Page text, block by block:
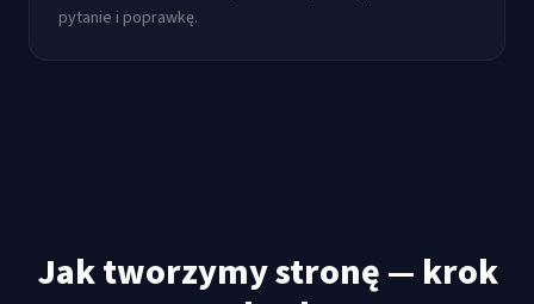
pytanie i poprawkę.
Jak tworzymy stronę — krok